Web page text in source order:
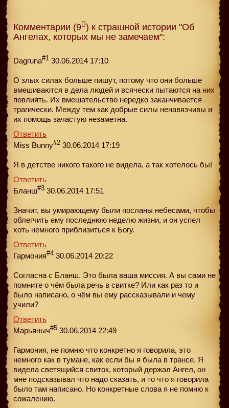
Комментарии (9 ) к страшной истории "Об
Ангелах, которых мы не замечаем":
Dagruna#1 30.06.2014 17:10
О злых силах больше пишут, потому что они больше
вмешиваются в дела людей и всячески пытаются на них
повлиять. Их вмешательство нередко заканчивается
трагически. Между тем как добрые силы ненавязчивы и
их помощь зачастую незаметна.
Ответить
Miss Bunny#2 30.06.2014 17:19
Я в детстве никого такого не видела, а так хотелось бы!
Ответить
Бланш#3 30.06.2014 17:51
Значит, вы умирающему были посланы небесами, чтобы
облегчить ему последнюю неделю жизни, и он успел
хоть немного приблизиться к Богу.
Ответить
Гармония#4 30.06.2014 20:22
Согласна c Бланш. Это была ваша миссия. А вы сами не
помните о чём была речь в свитке? Или как раз то и
было написано, о чём вы ему рассказывали и чему
учили?
Ответить
Марьяныч#5 30.06.2014 22:49
Гармония, не помню что конкретно я говорила, это
немного как в тумане, как если бы я была в трансе. Я
видела светящийся свиток, который держал Ангел, он
мне подсказывал что надо сказать, и то что я говорила
было там написано. Но конкретные слова я не помню к
сожалению.